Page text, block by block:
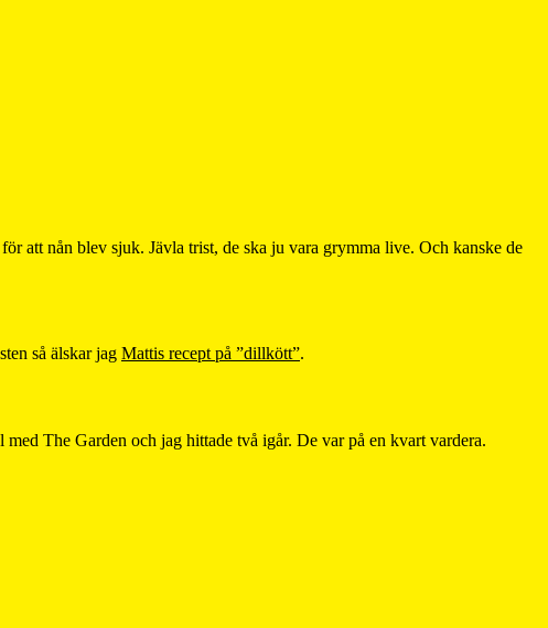
att nån blev sjuk. Jävla trist, de ska ju vara grymma live. Och kanske de
så älskar jag Mattis recept på ”dillkött”.
The Garden och jag hittade två igår. De var på en kvart vardera.